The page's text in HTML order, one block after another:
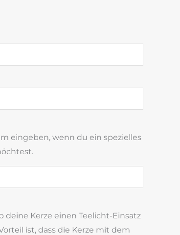
eingeben, wenn du ein spezielles
deine Kerze einen Teelicht-Einsatz
ist, dass die Kerze mit dem